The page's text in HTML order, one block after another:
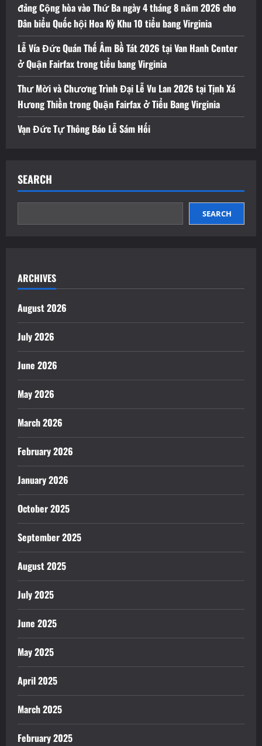
đảng Cộng hòa vào Thứ Ba ngày 4 tháng 8 năm 2026 cho
Dân biểu Quốc hội Hoa Kỳ Khu 10 tiểu bang Virginia
Lễ Vía Đức Quán Thế Âm Bồ Tát 2026 tại Van Hanh Center
ở Quận Fairfax trong tiểu bang Virginia
Thư Mời và Chương Trình Đại Lễ Vu Lan 2026 tại Tịnh Xá
Hưong Thiền trong Quận Fairfax ở Tiểu Bang Virginia
Vạn Đức Tự Thông Báo Lễ Sám Hối
SEARCH
SEARCH
ARCHIVES
August 2026
July 2026
June 2026
May 2026
March 2026
February 2026
January 2026
October 2025
September 2025
August 2025
July 2025
June 2025
May 2025
April 2025
March 2025
February 2025